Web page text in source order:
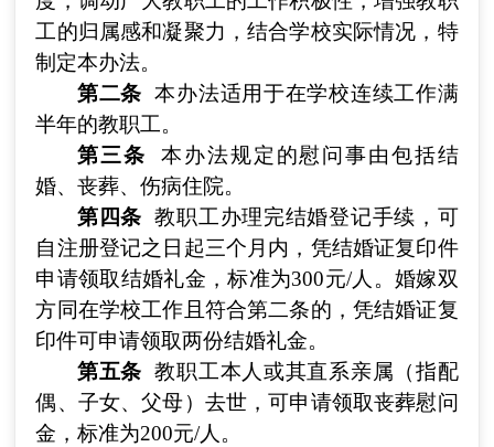
工的归属感和凝聚力，结合学校实际情况，特
制定本办法。
第二条 本办法适用于在学校连续工作满
半年的教职工。
第三条 本办法规定的慰问事由包括结
婚、丧葬、伤病住院。
第四条 教职工办理完结婚登记手续，可
自注册登记之日起三个月内，凭结婚证复印件
申请领取结婚礼金，标准为300元/人。 婚嫁双
方同在学校工作且符合第二条的，凭结婚证复
印件可申请领取两份结婚礼金。
第五条 教职工本人或其直系亲属（指配
偶、子女、父母）去世，可申请领取丧葬慰问
金，标准为200元/人。